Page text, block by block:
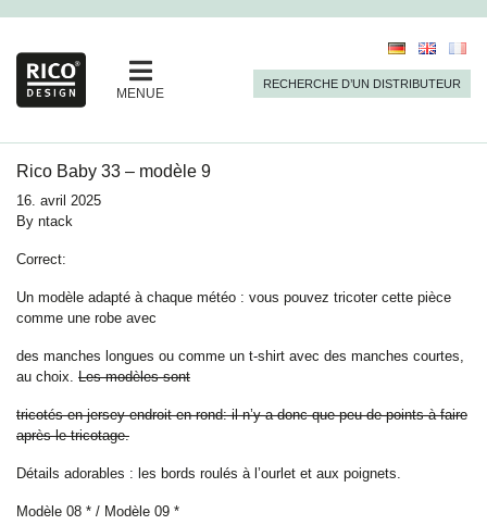
MENUE
RECHERCHE D’UN DISTRIBUTEUR
Rico Baby 33 – modèle 9
16. avril 2025
By ntack
Correct:
Un modèle adapté à chaque météo : vous pouvez tricoter cette pièce
comme une robe avec
des manches longues ou comme un t-shirt avec des manches courtes,
au choix. Les modèles sont
tricotés en jersey endroit en rond: il n’y a donc que peu de points à faire
après le tricotage.
Détails adorables : les bords roulés à l’ourlet et aux poignets.
Modèle 08 * / Modèle 09 *